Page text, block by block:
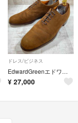
ドレス/ビジネス
EdwardGreenエドワードグリーン PaulStuartポールスチュアート
¥ 27,000